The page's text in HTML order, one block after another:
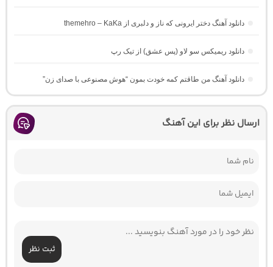
دانلود آهنگ دختر ایرونی که ناز و دلبری از themehro – KaKa
دانلود ریمیکس سو لاو (پس عشق) از تیک رپ
دانلود آهنگ من طاقتم کمه خودت بمون “هوش مصنوعی با صدای زن”
ارسال نظر برای این آهنگ
ثبت نظر